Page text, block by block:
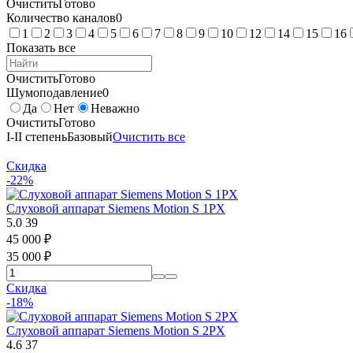
ОчиститьГотово
Количество каналов0
1
2 3 4 5 6 7 8 9 10 12 14 15 16
Показать все
ОчиститьГотово
Шумоподавление0
Да
Нет
Неважно
ОчиститьГотово
I-II степеньБазовыйОчистить все
Скидка
-22%
Слуховой аппарат Siemens Motion S 1PX
5.0 39
45 000 ₽
35 000 ₽
Скидка
-18%
Слуховой аппарат Siemens Motion S 2PX
4.6 37